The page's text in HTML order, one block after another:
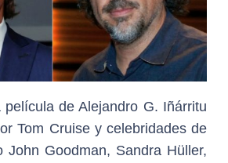
película de Alejandro G. Iñárritu
Tom Cruise y celebridades de
John Goodman, Sandra Hüller,